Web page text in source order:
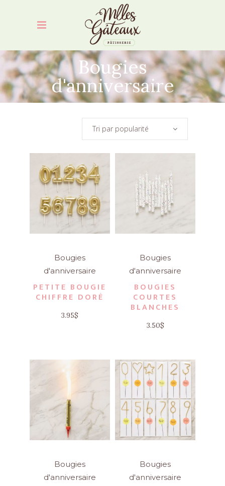
Bougies
d'anniversaire
Tri par popularité
Bougies
d'anniversaire
PETITE BOUGIE
CHIFFRE DORÉ
3.95$
Bougies
d'anniversaire
BOUGIES
COURTES
BLANCHES
3.50$
Bougies
d'anniversaire
Bougies
d'anniversaire